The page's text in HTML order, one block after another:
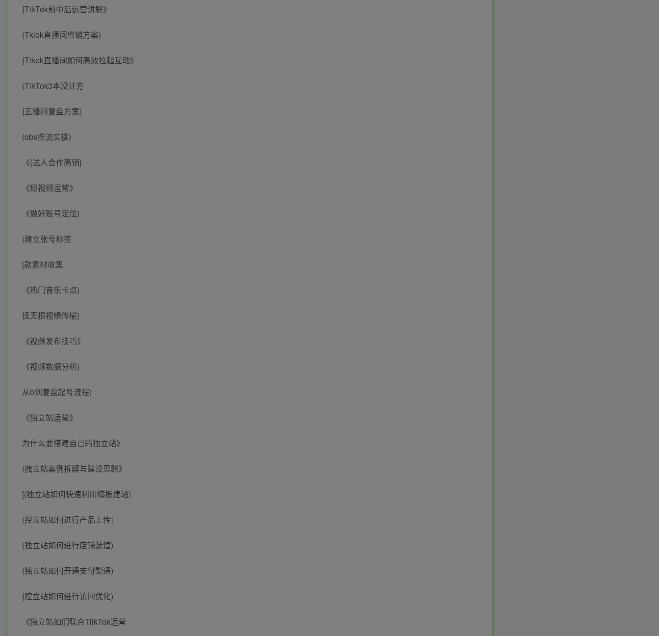
{TikTok前中后运营讲解》
(Tklok直播问曹销方案)
{Tikok直播间如何高效拉起互动》
(TikTok3本没计方
{五播问复盘方案)
(obs推流实操)
《{达人合作高销}
《短视频运营》
《做好账号定位)
(建立张号标签
[款素材收集
《热门音乐卡点)
抚无损视績传榆}
《视频发布技巧》
《视频数据分析}
从0到复盘起号流程)
《独立站运营》
为什么要搭建自己的独立站》
(拽立站案例拆解与建设思跻》
[(独立站如何快速利用横板建站)
(控立站如何进行产品上传]
(独立站如何进行店铺装惶)
(独立站如何开通支付梨通)
{控立站如何进行访问优化)
《独立站如们联合TilkTok远营